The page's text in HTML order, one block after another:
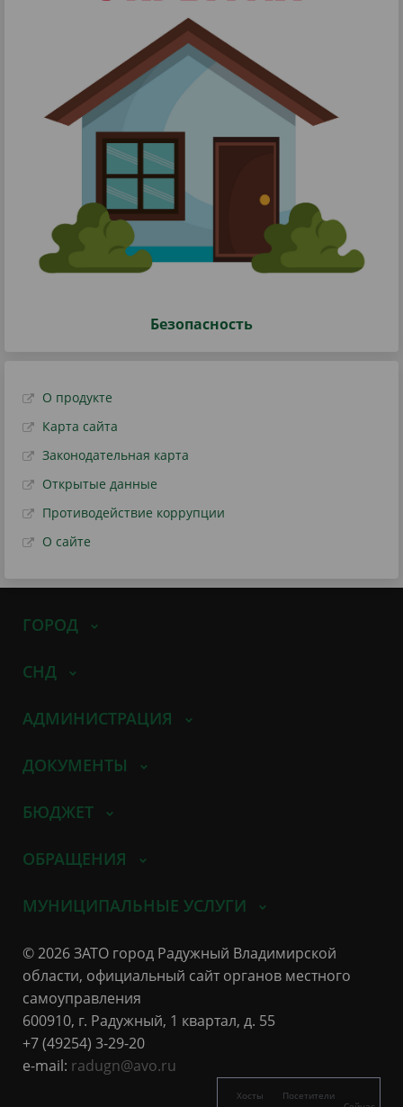
Безопасность
О продукте
Карта сайта
Законодательная карта
Открытые данные
Противодействие коррупции
О сайте
ГОРОД
СНД
АДМИНИСТРАЦИЯ
ДОКУМЕНТЫ
БЮДЖЕТ
ОБРАЩЕНИЯ
МУНИЦИПАЛЬНЫЕ УСЛУГИ
© 2026 ЗАТО город Радужный Владимирской
области, официальный сайт органов местного
самоуправления
600910, г. Радужный, 1 квартал, д. 55
+7 (49254) 3-29-20
e-mail: radugn@avo.ru
Хосты
Посетители